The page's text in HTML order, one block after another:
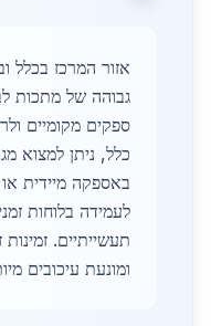
אזור המרכז בכלל
גבוהה של מתכות
ספקים מקומיים
כלל, ניתן למצוא
באספקה מיידית
לעמידה בלוחות
תעשייתיים.
ומונעת עיכובים